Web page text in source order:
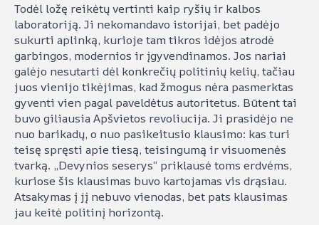
Todėl ložę reikėtų vertinti kaip ryšių ir kalbos
laboratoriją. Ji nekomandavo istorijai, bet padėjo
sukurti aplinką, kurioje tam tikros idėjos atrodė
garbingos, modernios ir įgyvendinamos. Jos nariai
galėjo nesutarti dėl konkrečių politinių kelių, tačiau
juos vienijo tikėjimas, kad žmogus nėra pasmerktas
gyventi vien pagal paveldėtus autoritetus. Būtent tai
buvo giliausia Apšvietos revoliucija. Ji prasidėjo ne
nuo barikadų, o nuo pasikeitusio klausimo: kas turi
teisę spręsti apie tiesą, teisingumą ir visuomenės
tvarką. „Devynios seserys“ priklausė toms erdvėms,
kuriose šis klausimas buvo kartojamas vis drąsiau.
Atsakymas į jį nebuvo vienodas, bet pats klausimas
jau keitė politinį horizontą.